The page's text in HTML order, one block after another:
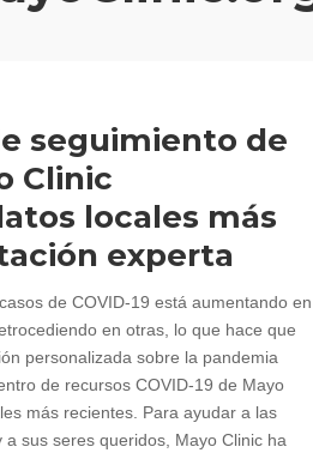
seguimiento de
Clinic
locales más
experta
de COVID-19 está aumentando en
en otras, lo que hace que
personalizada sobre la pandemia
de recursos COVID-19 de Mayo
más recientes. Para ayudar a las
sus seres queridos, Mayo Clinic ha